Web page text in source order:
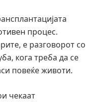
процес.
е разговорот со
кога треба да се
повеќе животи.
чекаат